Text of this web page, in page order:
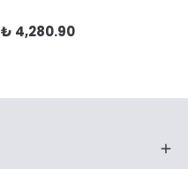
₺ 4,280.90